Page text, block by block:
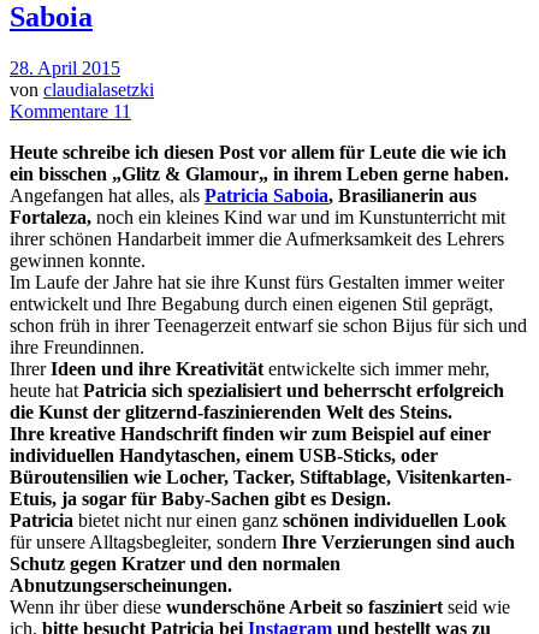
Saboia
28. April 2015
von claudialasetzki
Kommentare 11
Heute schreibe ich diesen Post vor allem für Leute die wie ich
ein bisschen „Glitz & Glamour„ in ihrem Leben gerne haben.
Angefangen hat alles, als Patricia Saboia, Brasilianerin aus
Fortaleza, noch ein kleines Kind war und im Kunstunterricht mit
ihrer schönen Handarbeit immer die Aufmerksamkeit des Lehrers
gewinnen konnte.
Im Laufe der Jahre hat sie ihre Kunst fürs Gestalten immer weiter
entwickelt und Ihre Begabung durch einen eigenen Stil geprägt,
schon früh in ihrer Teenagerzeit entwarf sie schon Bijus für sich und
ihre Freundinnen.
IhrerIdeen und ihre Kreativität entwickelte sich immer mehr,
heute hat Patricia sich spezialisiert und beherrscht erfolgreich
die Kunst der glitzernd-faszinierenden Welt des Steins.
Ihre kreative Handschrift finden wir zum Beispiel auf einer
individuellen Handytaschen, einem USB-Sticks, oder
Büroutensilien wie Locher, Tacker, Stiftablage, Visitenkarten-
Etuis, ja sogar für Baby-Sachen gibt es Design.
Patricia bietet nicht nur einen ganz schönen individuellen Look
für unsere Alltagsbegleiter, sondern Ihre Verzierungen sind auch
Schutz gegen Kratzer und den normalen
Abnutzungserscheinungen.
Wenn ihr über diese wunderschöne Arbeit so fasziniert seid wie
ich, bitte besucht Patricia bei Instagram und bestellt was zu